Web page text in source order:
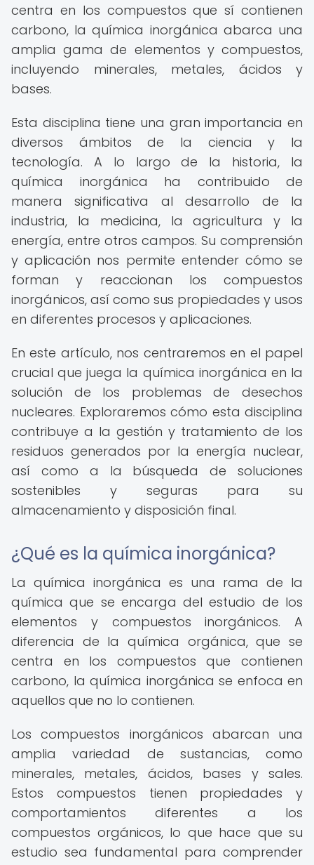
centra en los compuestos que sí contienen
carbono, la química inorgánica abarca una
amplia gama de elementos y compuestos,
incluyendo minerales, metales, ácidos y
bases.
Esta disciplina tiene una gran importancia en
diversos ámbitos de la ciencia y la
tecnología. A lo largo de la historia, la
química inorgánica ha contribuido de
manera significativa al desarrollo de la
industria, la medicina, la agricultura y la
energía, entre otros campos. Su comprensión
y aplicación nos permite entender cómo se
forman y reaccionan los compuestos
inorgánicos, así como sus propiedades y usos
en diferentes procesos y aplicaciones.
En este artículo, nos centraremos en el papel
crucial que juega la química inorgánica en la
solución de los problemas de desechos
nucleares. Exploraremos cómo esta disciplina
contribuye a la gestión y tratamiento de los
residuos generados por la energía nuclear,
así como a la búsqueda de soluciones
sostenibles y seguras para su
almacenamiento y disposición final.
¿Qué es la química inorgánica?
La química inorgánica es una rama de la
química que se encarga del estudio de los
elementos y compuestos inorgánicos. A
diferencia de la química orgánica, que se
centra en los compuestos que contienen
carbono, la química inorgánica se enfoca en
aquellos que no lo contienen.
Los compuestos inorgánicos abarcan una
amplia variedad de sustancias, como
minerales, metales, ácidos, bases y sales.
Estos compuestos tienen propiedades y
comportamientos diferentes a los
compuestos orgánicos, lo que hace que su
estudio sea fundamental para comprender